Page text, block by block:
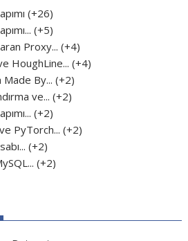
+26
+5
Proxy... +4
HoughLine... +4
By... +2
ve... +2
+2
PyTorch... +2
+2
+2